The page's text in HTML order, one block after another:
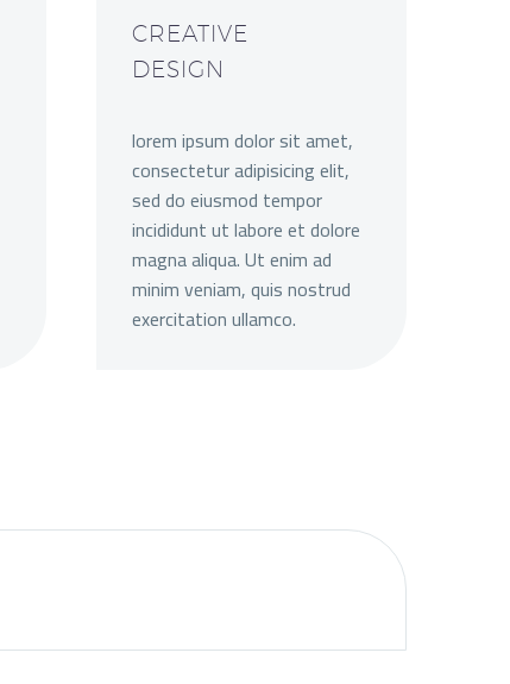
CREATIVE
DESIGN
lorem ipsum dolor sit amet,
consectetur adipisicing elit,
sed do eiusmod tempor
incididunt ut labore et dolore
magna aliqua. Ut enim ad
minim veniam, quis nostrud
exercitation ullamco.